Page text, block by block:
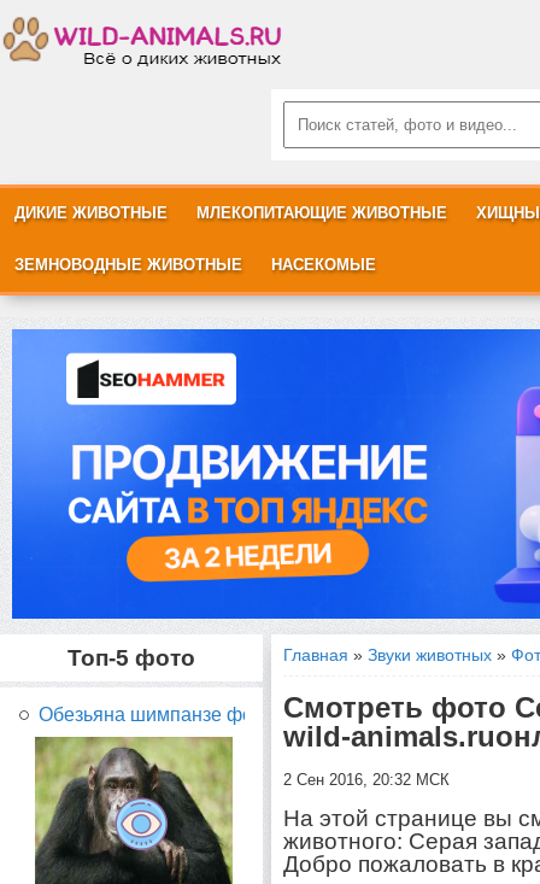
ДИКИЕ ЖИВОТНЫЕ МЛЕКОПИТАЮЩИЕ ЖИВОТНЫЕ
ЗЕМНОВОДНЫЕ ЖИВОТНЫЕ НАСЕКОМЫЕ
Топ-5 фото
Обезьяна шимпанзе фото...
Главная »Звуки животных »
Смотреть фото
wild-
2 Сен 2016, 20:32 МСК
На этой странице вы
животного: Серая
Добро пожаловать в